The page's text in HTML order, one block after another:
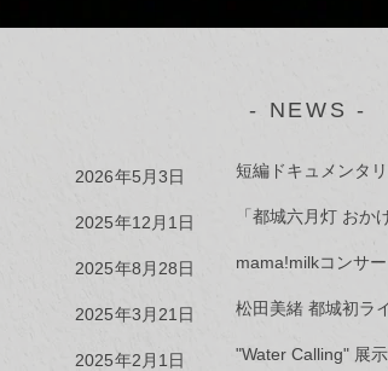
- NEWS -
2026年5月3日 短編ドキュメンタ
2025年12月1日 「都城六月灯 おか
2025年8月28日 mama!milkコンサ
2025年3月21日 松田美緒 都城初ラ
2025年2月1日 "Water Calling" 展